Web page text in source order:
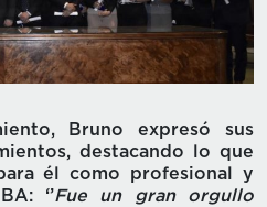
Bruno expresó sus
destacando lo que
él como profesional y
‘’Fue un gran orgullo